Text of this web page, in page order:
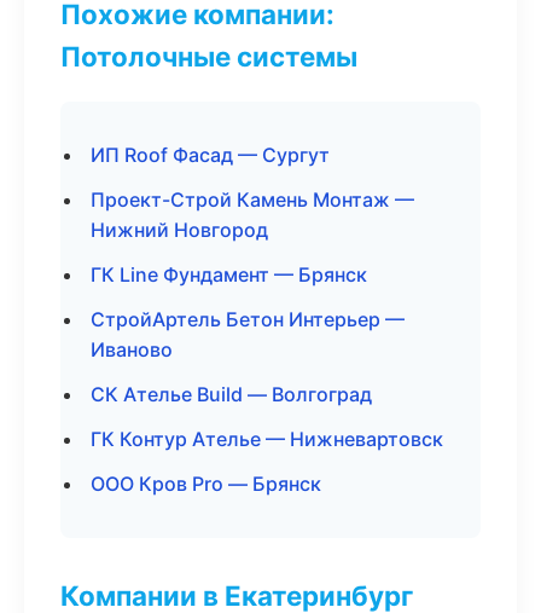
Похожие компании:
Потолочные системы
ИП Roof Фасад — Сургут
Проект-Строй Камень Монтаж —
Нижний Новгород
ГК Line Фундамент — Брянск
СтройАртель Бетон Интерьер —
Иваново
СК Ателье Build — Волгоград
ГК Контур Ателье — Нижневартовск
ООО Кров Pro — Брянск
Компании в Екатеринбург